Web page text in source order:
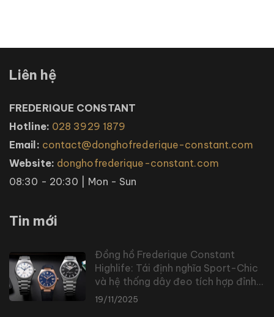
Liên hệ
FREDERIQUE CONSTANT
Hotline: 028 3929 1879
Email: contact@donghofrederique-constant.com
Website: donghofrederique-constant.com
08:30 - 20:30 | Mon - Sun
Tin mới
Đồng hồ Frederique Constant
Highlife: Tái định nghĩa Sport-Chic
và hệ thống dây đeo tích hợp đỉnh
cao
19/11/2025